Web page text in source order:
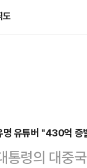
도
명 유튜버 "430억 증
통령의 대중